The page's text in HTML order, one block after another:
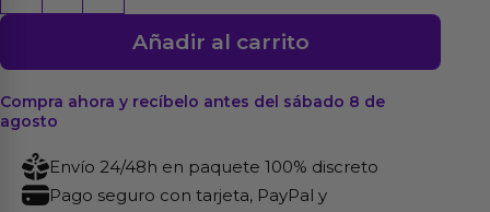
de
Forradas
de
Peluche
Rojo
cantidad
Añadir al carrito
Compra ahora y recíbelo antes del sábado 8 de
agosto
Envío 24/48h en paquete 100% discreto
Pago seguro con tarjeta, PayPal y